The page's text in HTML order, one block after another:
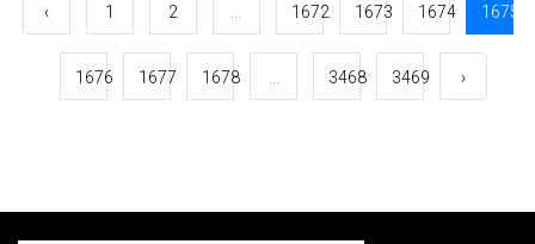
‹ 1 2 1672 1673 1674 1675
1676 1677 1678 3468 3469 ›